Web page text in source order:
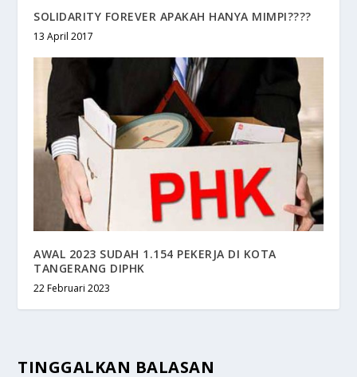
SOLIDARITY FOREVER APAKAH HANYA MIMPI????
13 April 2017
AWAL 2023 SUDAH 1.154 PEKERJA DI KOTA
TANGERANG DIPHK
22 Februari 2023
TINGGALKAN BALASAN